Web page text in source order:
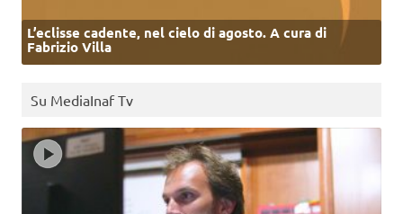
L’eclisse cadente, nel cielo di agosto. A cura di
Fabrizio Villa
Su MediaInaf Tv